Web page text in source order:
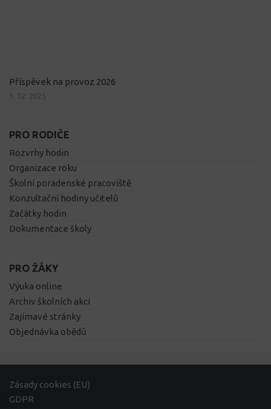
Příspěvek na provoz 2026
1. 12. 2025
PRO RODIČE
Rozvrhy hodin
Organizace roku
Školní poradenské pracoviště
Konzultační hodiny učitelů
Začátky hodin
Dokumentace školy
PRO ŽÁKY
Výuka online
Archiv školních akcí
Zajímavé stránky
Objednávka obědů
Zásady cookies (EU)
GDPR